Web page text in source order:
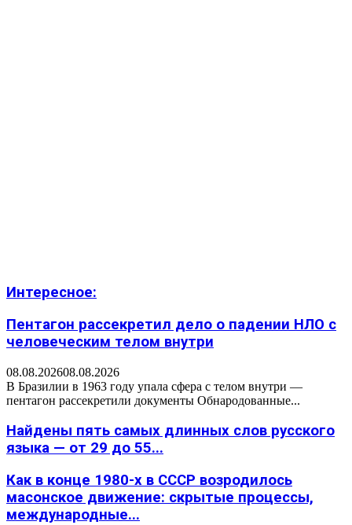
Интересное:
Пентагон рассекретил дело о падении НЛО с
человеческим телом внутри
08.08.202608.08.2026
В Бразилии в 1963 году упала сфера с телом внутри —
пентагон рассекретили документы Обнародованные...
Найдены пять самых длинных слов русского
языка — от 29 до 55...
Как в конце 1980-х в СССР возродилось
масонское движение: скрытые процессы,
международные...